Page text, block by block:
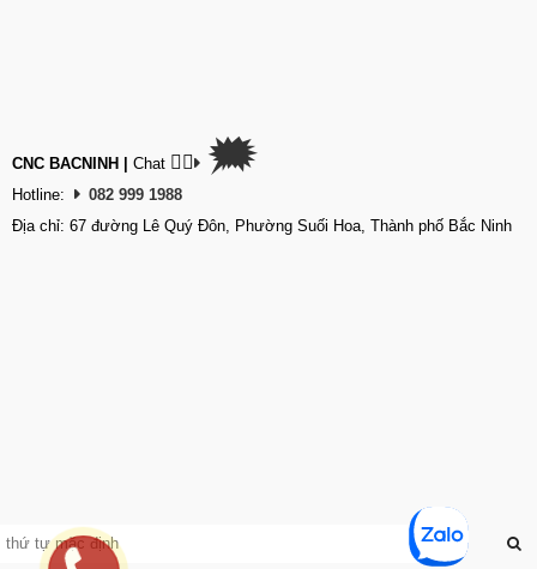
CNC BACNINH Chat 👉🏽 🗯
Hotline:
082 999 1988
Địa chỉ: 67 đường Lê Quý Đôn, Phường Suối Hoa, Thành phố Bắc Ninh